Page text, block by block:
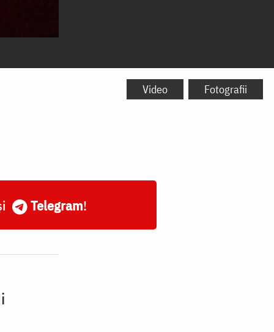
Video Fotografii
Telegram!